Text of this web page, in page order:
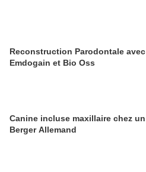
Reconstruction Parodontale avec
Emdogain et Bio Oss
Canine incluse maxillaire chez un
Berger Allemand